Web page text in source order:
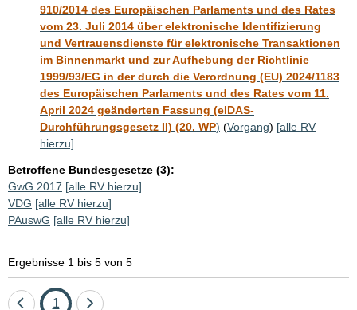
910/2014 des Europäischen Parlaments und des Rates
vom 23. Juli 2014 über elektronische Identifizierung
und Vertrauensdienste für elektronische Transaktionen
im Binnenmarkt und zur Aufhebung der Richtlinie
1999/93/EG in der durch die Verordnung (EU) 2024/1183
des Europäischen Parlaments und des Rates vom 11.
April 2024 geänderten Fassung (eIDAS-
Durchführungsgesetz II) (20. WP) (Vorgang) [alle RV
hierzu]
Betroffene Bundesgesetze (3):
GwG 2017 [alle RV hierzu]
VDG [alle RV hierzu]
PAuswG [alle RV hierzu]
Ergebnisse 1 bis 5 von 5
EineSeite
1 Eine